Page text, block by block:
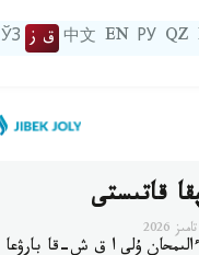
QZ
РУ
EN
中文 ق ز ЎЗ
قاتىستى
ۇلى ا ق ش-قا بارۋعا